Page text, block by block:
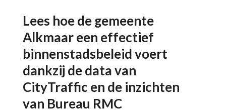
Lees hoe de gemeente
Alkmaar een effectief
binnenstadsbeleid voert
dankzij de data van
CityTraffic en de inzichten
van Bureau RMC